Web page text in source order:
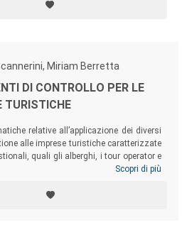
Miriam Berretta
DI CONTROLLO PER LE
TURISTICHE
relative all’applicazione dei diversi
alle imprese turistiche caratterizzate
quali gli alberghi, i tour operator e
di eventi (PCO). Il testo esamina le
presentate, facendo ampio ricorso
Scopri di più